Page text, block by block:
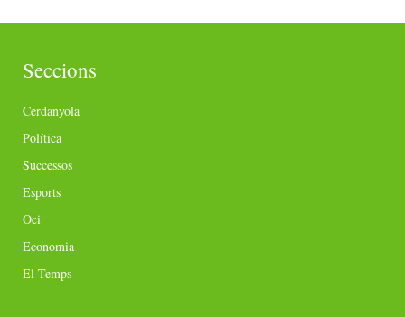
Seccions
Cerdanyola
Política
Successos
Esports
Oci
Economia
El Temps